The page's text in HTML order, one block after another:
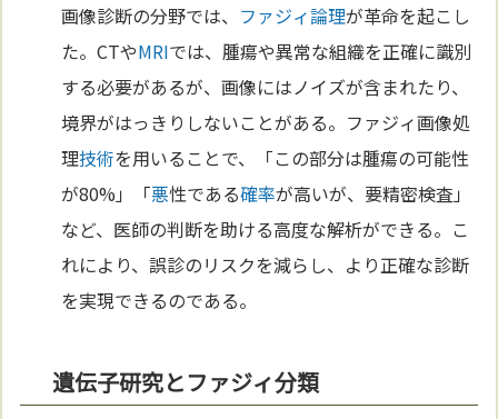
画像診断の分野では、 ファジィ論理が革命を起こし
た。CTやMRIでは、腫瘍や異常な組織を正確に識別
する必要があるが、画像にはノイズが含まれたり、
境界がはっきりしないことがある。ファジィ画像処
理技術を用いることで、「この部分は腫瘍の可能性
が80%」「悪性である確率が高いが、要精密検査」
など、医師の判断を助ける高度な解析ができる。こ
れにより、誤診のリスクを減らし、より正確な診断
を実現できるのである。
遺伝子研究とファジィ分類